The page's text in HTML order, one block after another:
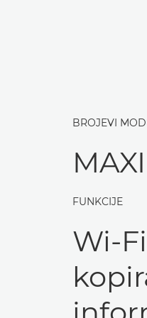
BROJEVI
FUNKCIJE
Wi-